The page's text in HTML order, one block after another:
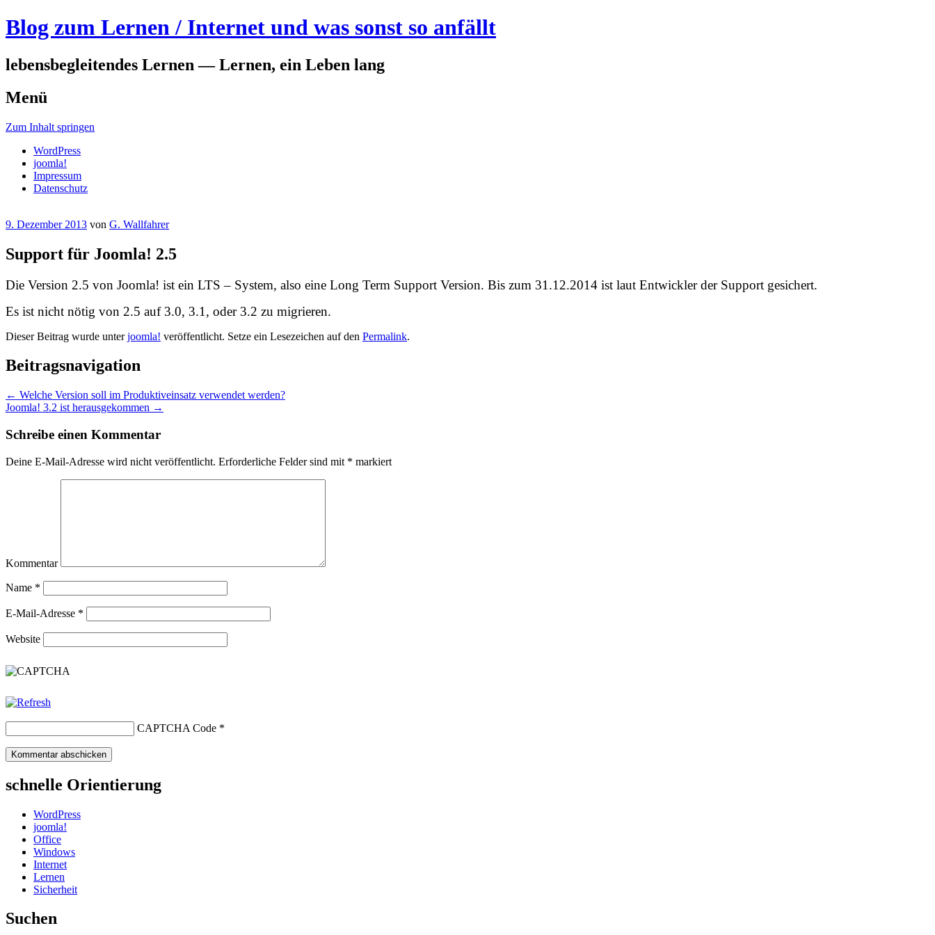
Blog zum Lernen / Internet und was sonst so anfällt
lebensbegleitendes Lernen — Lernen, ein Leben lang
Menü
Zum Inhalt springen
WordPress
joomla!
Impressum
Datenschutz
9. Dezember 2013 von G. Wallfahrer
Support für Joomla! 2.5
Die Version 2.5 von Joomla! ist ein LTS – System, also eine Long Term Support Version. Bis zum 31.12.2014 ist laut Entwickler der Support gesichert.
Es ist nicht nötig von 2.5 auf 3.0, 3.1, oder 3.2 zu migrieren.
Dieser Beitrag wurde unterjoomla! veröffentlicht. Setze ein Lesezeichen auf den Permalink.
Beitragsnavigation
← Welche Version soll im Produktiveinsatz verwendet werden?
Joomla! 3.2 ist herausgekommen →
Schreibe einen Kommentar
Deine E-Mail-Adresse wird nicht veröffentlicht. Erforderliche Felder sind mit * markiert
Kommentar
Name *
E-Mail-Adresse *
Website
CAPTCHA Code *
schnelle Orientierung
WordPress
joomla!
Office
Windows
Internet
Lernen
Sicherheit
Suchen